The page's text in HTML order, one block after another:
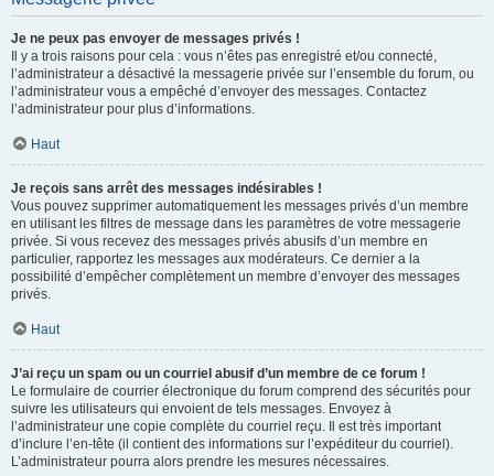
Je ne peux pas envoyer de messages privés !
Il y a trois raisons pour cela : vous n’êtes pas enregistré et/ou connecté,
l’administrateur a désactivé la messagerie privée sur l’ensemble du forum, ou
l’administrateur vous a empêché d’envoyer des messages. Contactez
l’administrateur pour plus d’informations.
Haut
Je reçois sans arrêt des messages indésirables !
Vous pouvez supprimer automatiquement les messages privés d’un membre
en utilisant les filtres de message dans les paramètres de votre messagerie
privée. Si vous recevez des messages privés abusifs d’un membre en
particulier, rapportez les messages aux modérateurs. Ce dernier a la
possibilité d’empêcher complètement un membre d’envoyer des messages
privés.
Haut
J’ai reçu un spam ou un courriel abusif d’un membre de ce forum !
Le formulaire de courrier électronique du forum comprend des sécurités pour
suivre les utilisateurs qui envoient de tels messages. Envoyez à
l’administrateur une copie complète du courriel reçu. Il est très important
d’inclure l’en-tête (il contient des informations sur l’expéditeur du courriel).
L’administrateur pourra alors prendre les mesures nécessaires.